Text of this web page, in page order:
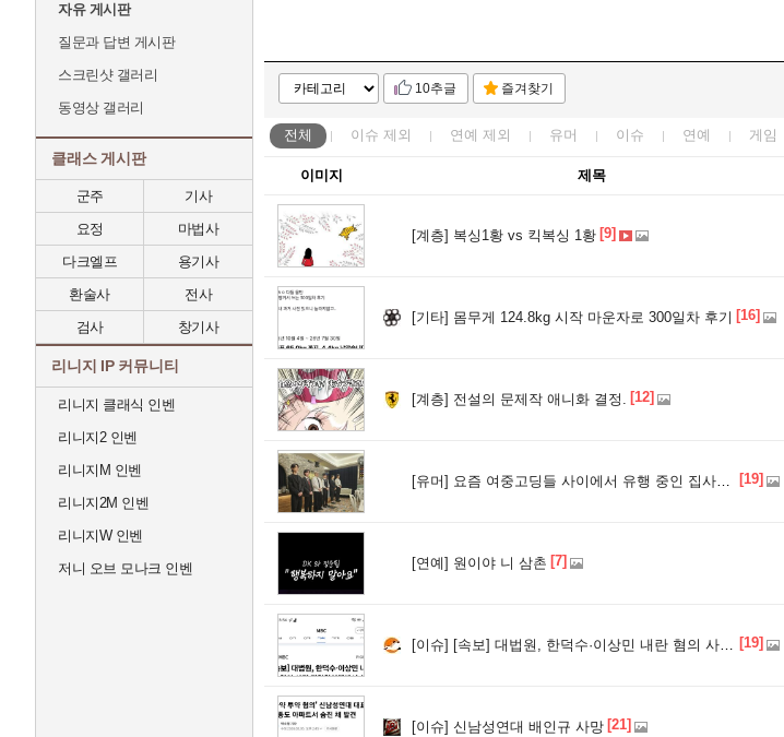
자유 게시판
질문과 답변 게시판
스크린샷 갤러리
동영상 갤러리
클래스 게시판
군주
기사
요정
마법사
다크엘프
용기사
환술사
전사
검사
창기사
리니지 IP 커뮤니티
리니지 클래식 인벤
리니지2 인벤
리니지M 인벤
리니지2M 인벤
리니지W 인벤
저니 오브 모나크 인벤
10추글 즐겨찾기
전체 이슈 제외 연예 제외 유머 이슈 연예 게임
이미지 제목
[계층] 복싱1황 vs 킥복싱 1황 [9]
[기타] 몸무게 124.8kg 시작 마운자로 300일차 후기 [16]
[계층] 전설의 문제작 애니화 결정. [12]
[유머] 요즘 여중고딩들 사이에서 유행 중인 집사카페.jpg [19]
[연예] 원이야 니 삼촌 [7]
[이슈] [속보] 대법원, 한덕수·이상민 내란 혐의 사건 전원합의체에서 심리하기로 [19]
[이슈] 신남성연대 배인규 사망 [21]